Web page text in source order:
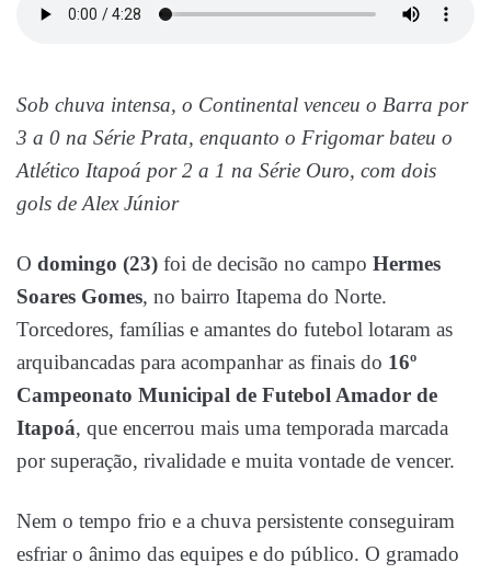
Sob chuva intensa, o Continental venceu o Barra por
3 a 0 na Série Prata, enquanto o Frigomar bateu o
Atlético Itapoá por 2 a 1 na Série Ouro, com dois
gols de Alex Júnior
O domingo (23) foi de decisão no campo Hermes
Soares Gomes, no bairro Itapema do Norte.
Torcedores, famílias e amantes do futebol lotaram as
arquibancadas para acompanhar as finais do 16º
Campeonato Municipal de Futebol Amador de
Itapoá, que encerrou mais uma temporada marcada
por superação, rivalidade e muita vontade de vencer.
Nem o tempo frio e a chuva persistente conseguiram
esfriar o ânimo das equipes e do público. O gramado